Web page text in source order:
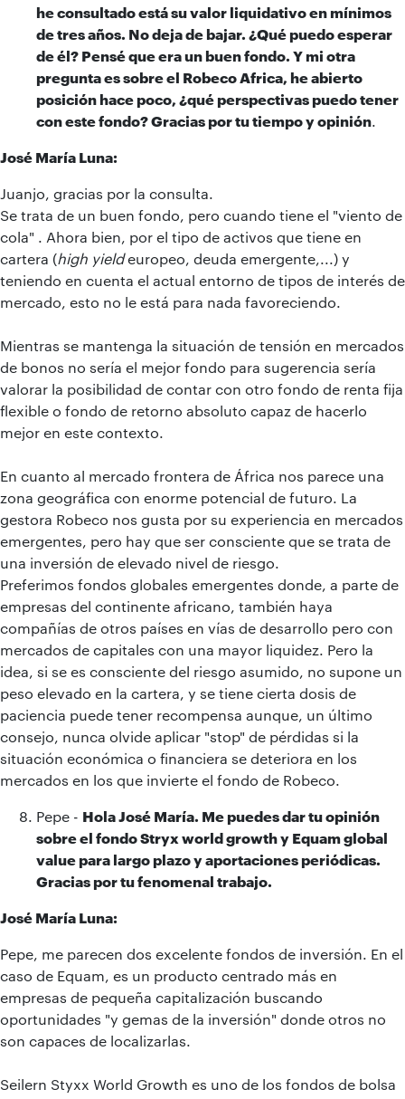
he consultado está su valor liquidativo en mínimos
de tres años. No deja de bajar. ¿Qué puedo esperar
de él? Pensé que era un buen fondo. Y mi otra
pregunta es sobre el Robeco Africa, he abierto
posición hace poco, ¿qué perspectivas puedo tener
con este fondo? Gracias por tu tiempo y opinión
José María Luna:
Juanjo, gracias por la consulta.
Se trata de un buen fondo, pero cuando tiene el "viento de
cola" . Ahora bien, por el tipo de activos que tiene en
cartera (high yieldeuropeo, deuda emergente,...) y
teniendo en cuenta el actual entorno de tipos de interés de
mercado, esto no le está para nada favoreciendo.
Mientras se mantenga la situación de tensión en mercados
de bonos no sería el mejor fondo para sugerencia sería
valorar la posibilidad de contar con otro fondo de renta fija
flexible o fondo de retorno absoluto capaz de hacerlo
mejor en este contexto.
En cuanto al mercado frontera de África nos parece una
zona geográfica con enorme potencial de futuro. La
gestora Robeco nos gusta por su experiencia en mercados
emergentes, pero hay que ser consciente que se trata de
una inversión de elevado nivel de riesgo.
Preferimos fondos globales emergentes donde, a parte de
empresas del continente africano, también haya
compañías de otros países en vías de desarrollo pero con
mercados de capitales con una mayor liquidez. Pero la
idea, si se es consciente del riesgo asumido, no supone un
peso elevado en la cartera, y se tiene cierta dosis de
paciencia puede tener recompensa aunque, un último
consejo, nunca olvide aplicar "stop" de pérdidas si la
situación económica o financiera se deteriora en los
mercados en los que invierte el fondo de Robeco.
Pepe - Hola José María. Me puedes dar tu opinión
sobre el fondo Stryx world growth y Equam global
value para largo plazo y aportaciones periódicas.
Gracias por tu fenomenal trabajo.
José María Luna:
Pepe, me parecen dos excelente fondos de inversión. En el
caso de Equam, es un producto centrado más en
empresas de pequeña capitalización buscando
oportunidades "y gemas de la inversión" donde otros no
son capaces de localizarlas.
Seilern Styxx World Growth es uno de los fondos de bolsa